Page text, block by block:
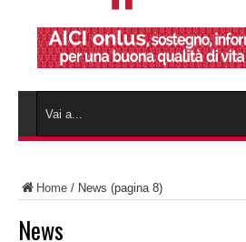
Home / News (pagina 8)
News